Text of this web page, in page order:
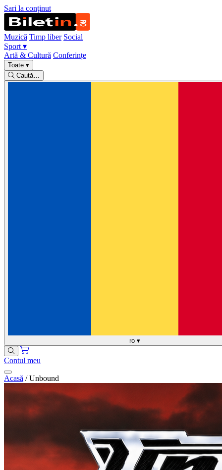
Sari la conținut
Muzică Timp liber Social
Sport ▾
Artă & Cultură Conferințe
Toate ▾
Caută…
ro ▾
Contul meu
Acasă / Unbound